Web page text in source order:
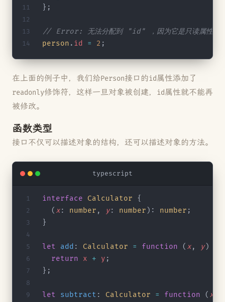
};
// Error: 无法分配到 "id" ，因为它是只读属性
person . id = 2 ;
在上面的例子中，我们给Person接口的id属性添加了
readonly修饰符，这样一旦对象被创建， id属性就不能再
被修改。
函数类型
接口不仅可以描述对象的结构，还可以描述对象的方法。
typescript
interface Calculator {
  (
x: number , y: number ): number ;
}
let add : Calculator = function ( x, y) {
  return
x + y ;
};
let subtract : Calculator = function ( x